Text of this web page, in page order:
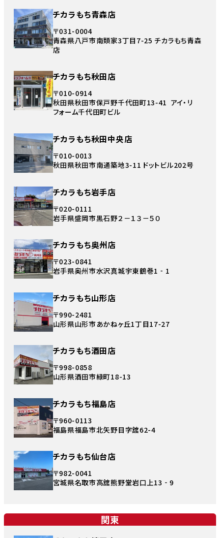
チカラもち青森店
〒031-0004
青森県八戸市南類家3丁目7-25 チカラもち青森
店
チカラもち秋田店
〒010-0914
秋田県秋田市保戸野千代田町13-41 アイ・リ
フォーム千代田町ビル
チカラもち秋田中央店
〒010-0013
秋田県秋田市南通築地3-11 ドットビル202号
チカラもち岩手店
〒020-0111
岩手県盛岡市黒石野２－１３－５０
チカラもち奥州店
〒023-0841
岩手県奥州市水沢真城宇東鶴巻1‐1
チカラもち山形店
〒990-2481
山形県山形市あかねヶ丘1丁目17-27
チカラもち酒田店
〒998-0858
山形県酒田市緑町18-13
チカラもち福島店
〒960-0113
福島県福島市北矢野目字舘62-4
チカラもち仙台店
〒982-0041
宮城県名取市高舘熊野堂岩口上13‐9
関東